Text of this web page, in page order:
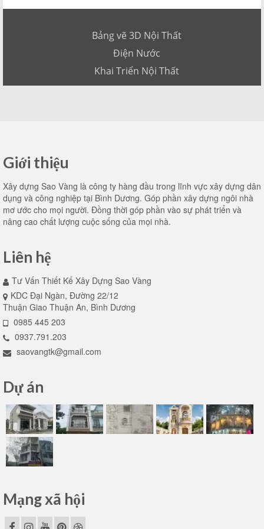
Bảng vẽ 3D Nội Thất
Điện Nước
Khai Triển Nội Thất
Giới thiệu
Xây dựng Sao Vàng là công ty hàng đầu trong lĩnh vực xây dựng dân
dụng và công nghiệp tại Bình Dương. Góp phần xây dựng ngôi nhà
mơ ước cho mọi người. Đồng thời góp phần vào sự phát triển và
nâng cao chất lượng cuộc sống của mọi nhà.
Liên hệ
Tư Vấn Thiết Kế Xây Dựng Sao Vàng
KDC Đại Ngàn, Đường 22/12
Thuận Giao Thuận An, Bình Dương
0985 445 203
0937.791.203
saovangtk@gmail.com
Dự án
Mạng xã hội